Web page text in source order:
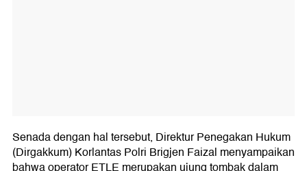
Senada dengan hal tersebut, Direktur Penegakan Hukum
(Dirgakkum) Korlantas Polri Brigjen Faizal menyampaikan